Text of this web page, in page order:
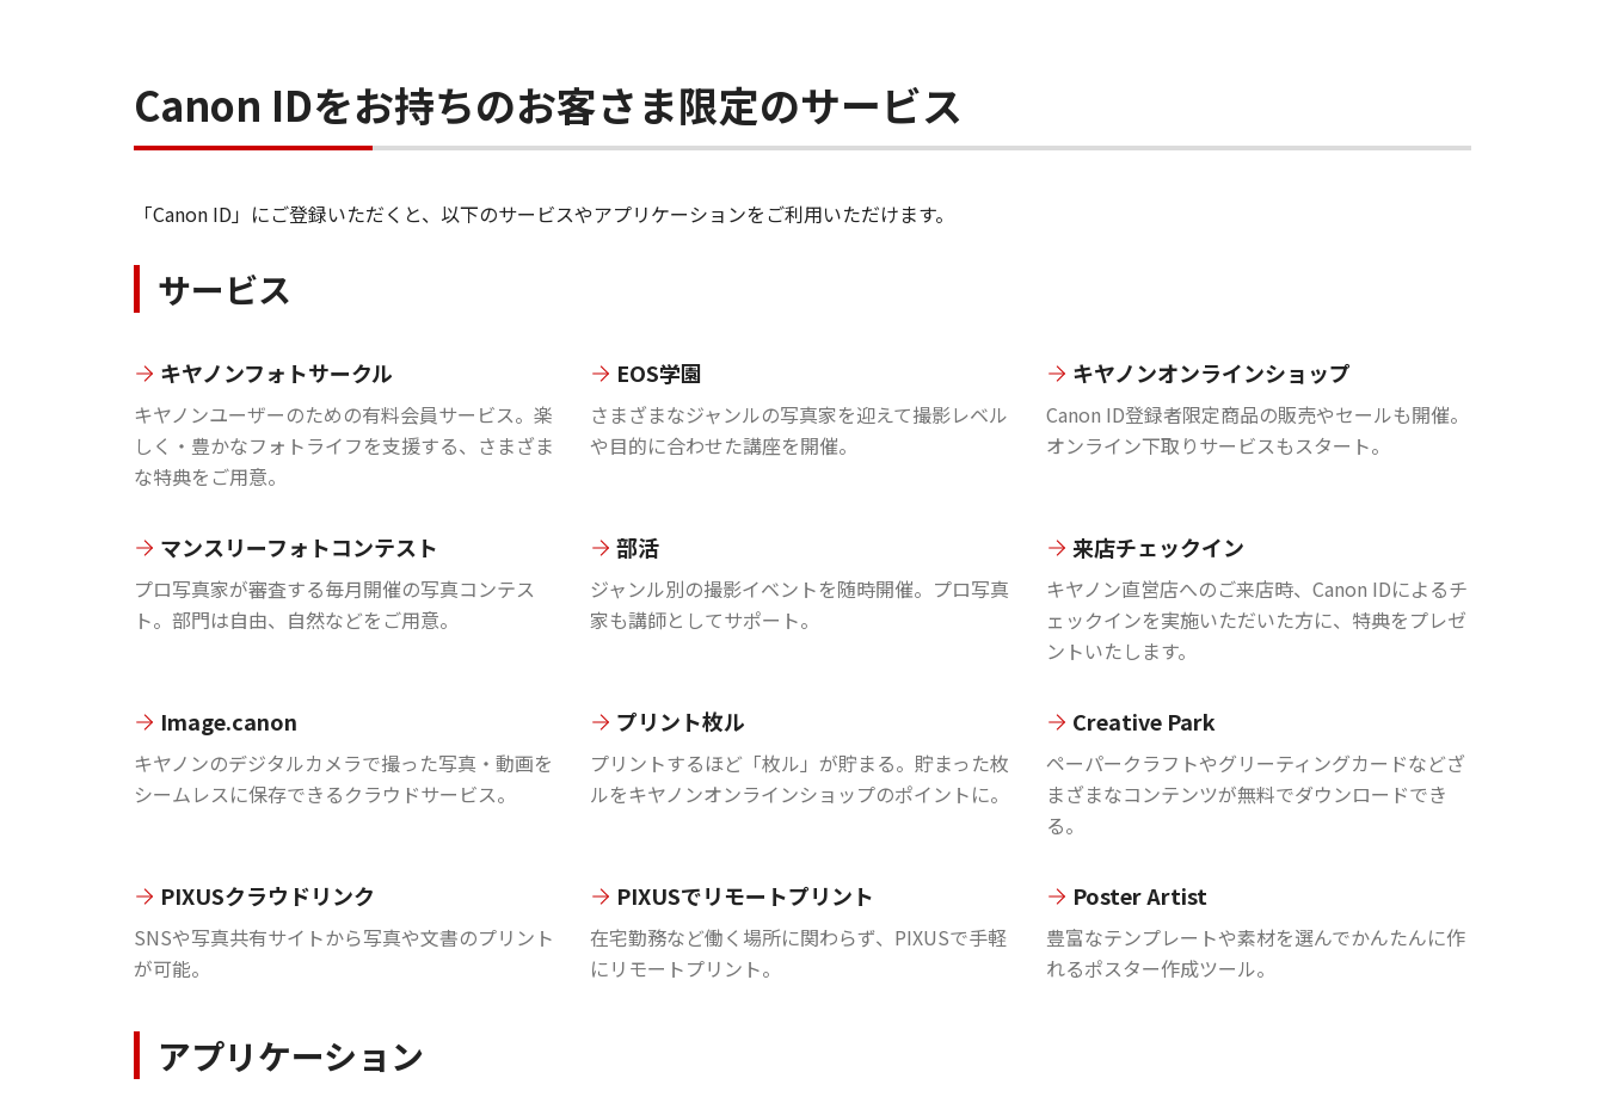
Canon IDをお持ちのお客さま限定のサービス
「Canon ID」にご登録いただくと、以下のサービスやアプリケーションをご利用いただけます。
サービス
キヤノンフォトサークル
キヤノンユーザーのための有料会員サービス。楽
しく・豊かなフォトライフを支援する、さまざま
な特典をご用意。
EOS学園
さまざまなジャンルの写真家を迎えて撮影レベル
や目的に合わせた講座を開催。
キヤノンオンラインショップ
Canon ID登録者限定商品の販売やセールも開催。
オンライン下取りサービスもスタート。
マンスリーフォトコンテスト
プロ写真家が審査する毎月開催の写真コンテス
ト。部門は自由、自然などをご用意。
部活
ジャンル別の撮影イベントを随時開催。プロ写真
家も講師としてサポート。
来店チェックイン
キヤノン直営店へのご来店時、Canon IDによるチ
ェックインを実施いただいた方に、特典をプレゼ
ントいたします。
Image.canon
キヤノンのデジタルカメラで撮った写真・動画を
シームレスに保存できるクラウドサービス。
プリント枚ル
プリントするほど「枚ル」が貯まる。貯まった枚
ルをキヤノンオンラインショップのポイントに。
Creative Park
ペーパークラフトやグリーティングカードなどざ
まざまなコンテンツが無料でダウンロードでき
る。
PIXUSクラウドリンク
SNSや写真共有サイトから写真や文書のプリント
が可能。
PIXUSでリモートプリント
在宅勤務など働く場所に関わらず、PIXUSで手軽
にリモートプリント。
Poster Artist
豊富なテンプレートや素材を選んでかんたんに作
れるポスター作成ツール。
アプリケーション